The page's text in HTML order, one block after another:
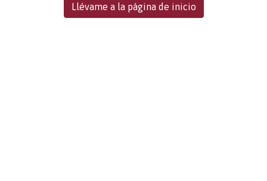
Llévame a la página de inicio